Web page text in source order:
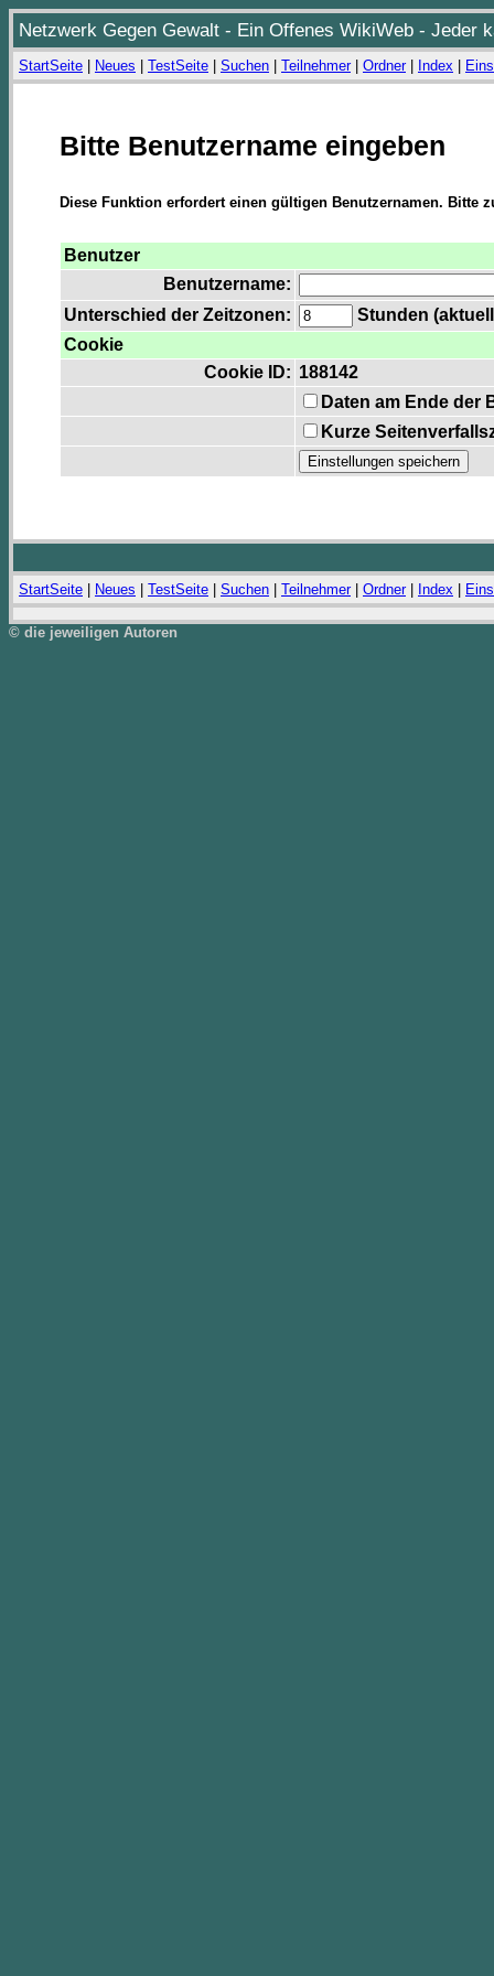
Netzwerk Gegen Gewalt - Ein Offenes WikiWeb - Jeder
StartSeite Neues TestSeite Suchen Teilnehmer| Ordner| Index
Bitte Benutzername eingeben
Diese Funktion erfordert einen gültigen Benutzernamen. Bitte
Benutzer
Benutzername:
Unterschied der Zeitzonen:
Stunden
Cookie
Cookie ID: 188142
Daten am Ende der
Kurze
StartSeite Neues TestSeite Suchen Teilnehmer| Ordner| Index
© die jeweiligen Autoren